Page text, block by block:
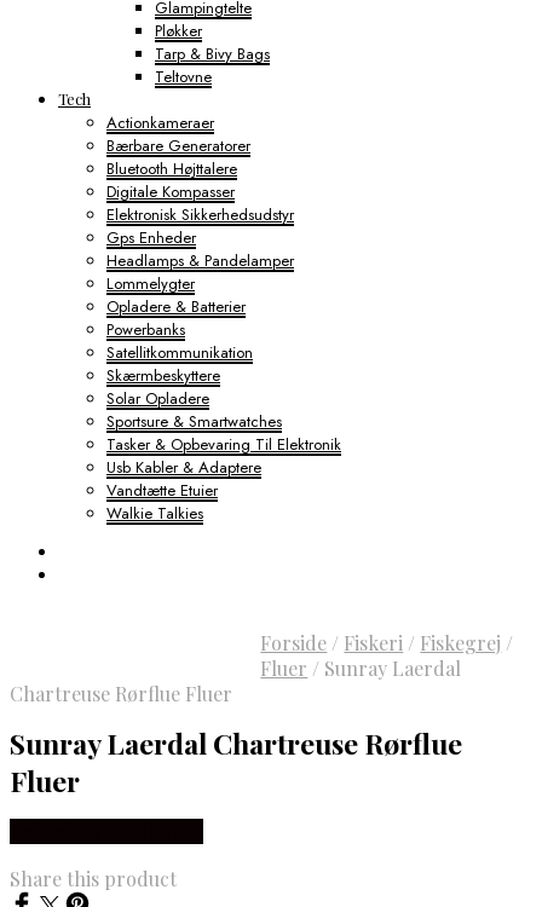
Glampingtelte
Pløkker
Tarp & Bivy Bags
Teltovne
Tech
Actionkameraer
Bærbare Generatorer
Bluetooth Højttalere
Digitale Kompasser
Elektronisk Sikkerhedsudstyr
Gps Enheder
Headlamps & Pandelamper
Lommelygter
Opladere & Batterier
Powerbanks
Satellitkommunikation
Skærmbeskyttere
Solar Opladere
Sportsure & Smartwatches
Tasker & Opbevaring Til Elektronik
Usb Kabler & Adaptere
Vandtætte Etuier
Walkie Talkies
Forside / Fiskeri / Fiskegrej /
Fluer / Sunray Laerdal
Chartreuse Rørflue Fluer
Sunray Laerdal Chartreuse Rørflue
Fluer
Share this product